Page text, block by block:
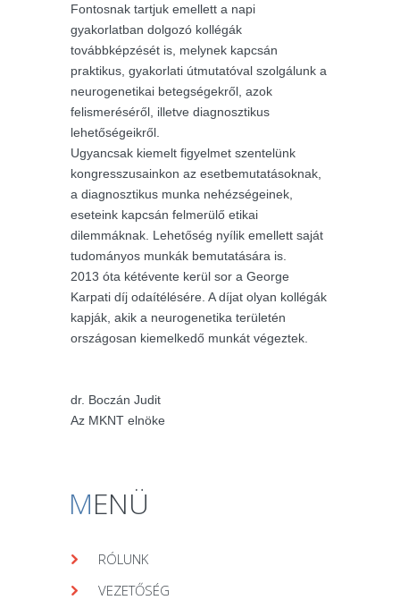
Fontosnak tartjuk emellett a napi
gyakorlatban dolgozó kollégák
továbbképzését is, melynek kapcsán
praktikus, gyakorlati útmutatóval szolgálunk a
neurogenetikai betegségekről, azok
felismeréséről, illetve diagnosztikus
lehetőségeikről.
Ugyancsak kiemelt figyelmet szentelünk
kongresszusainkon az esetbemutatásoknak,
a diagnosztikus munka nehézségeinek,
eseteink kapcsán felmerülő etikai
dilemmáknak. Lehetőség nyílik emellett saját
tudományos munkák bemutatására is.
2013 óta kétévente kerül sor a George
Karpati díj odaítélésére. A díjat olyan kollégák
kapják, akik a neurogenetika területén
országosan kiemelkedő munkát végeztek.
dr. Boczán Judit
Az MKNT elnöke
MENÜ
RÓLUNK
VEZETŐSÉG